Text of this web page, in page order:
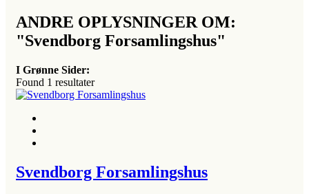
ANDRE OPLYSNINGER OM:
"Svendborg Forsamlingshus"
I Grønne Sider:
Found 1 resultater
Svendborg Forsamlingshus